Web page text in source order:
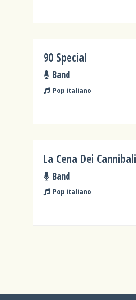
90 Special
Band
Pop italiano
La Cena Dei Cannibali
Band
Pop italiano